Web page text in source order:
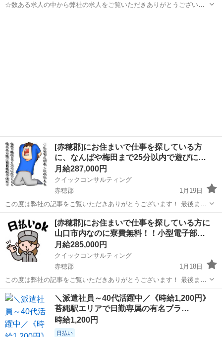
☆数ある求人の中から弊社の求人をご覧いただきありがとうございま
[赤穂郡]にお住まいで仕事を探している方
に、なんばや梅田まで25分以内で遊びに…
月給287,000円
クイックコンサルティング
赤穂郡
1月19日
この度は弊社の記事をご覧いただきありがとうございます！ 最後まで
お読みいただき下記からご応募お待ちしております！！ 受け付けはこ
ちらからお願いいたします♪ ↓ https://lin.ee/lYbDFiI ...
兵庫 工場 なんば
[赤穂郡]にお住まいで仕事を探している方に
山口市内なのに寮費無料！！小型電子部…
月給285,000円
クイックコンサルティング
赤穂郡
1月18日
この度は弊社の記事をご覧いただきありがとうございます！ 最後まで
お読みいただき下記からご応募お待ちしております！！ 受け付けはこ
ちらからお願いいたします♪ ↓ https://lin.ee/lYbDFiI ...
兵庫 赤穂郡 工場 無料
＼派遣社員～40代活躍中／《時給1,200円》
苔縄駅エリアで日勤専属の有名ブラ…
時給1,200円
日払い